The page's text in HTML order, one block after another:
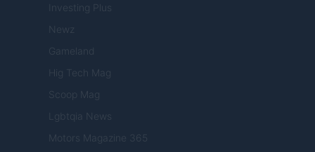
Investing Plus
Newz
Gameland
Hig Tech Mag
Scoop Mag
Lgbtqia News
Motors Magazine 365